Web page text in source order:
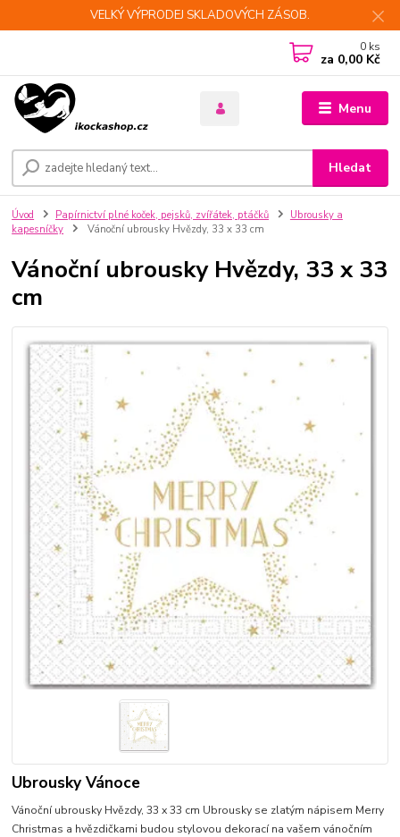
VELKÝ VÝPRODEJ SKLADOVÝCH ZÁSOB.
Menu
Hledat
0 ks
za 0,00 Kč
Úvod Papírnictví plné koček, pejsků, zvířátek, ptáčků
Ubrousky a
kapesníčky
Vánoční ubrousky Hvězdy, 33 x 33 cm
Vánoční ubrousky Hvězdy, 33 x 33
cm
Ubrousky Vánoce
Vánoční ubrousky Hvězdy, 33 x 33 cm Ubrousky se zlatým nápisem Merry
Christmas a hvězdičkami budou stylovou dekorací na vašem vánočním